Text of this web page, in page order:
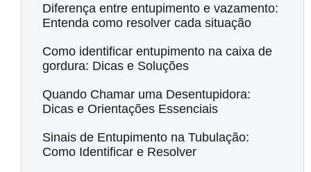
Diferença entre entupimento e vazamento:
Entenda como resolver cada situação
Como identificar entupimento na caixa de
gordura: Dicas e Soluções
Quando Chamar uma Desentupidora:
Dicas e Orientações Essenciais
Sinais de Entupimento na Tubulação:
Como Identificar e Resolver